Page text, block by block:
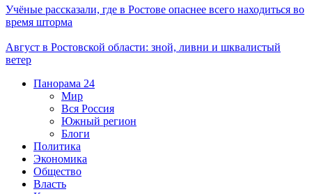
Учёные рассказали, где в Ростове опаснее всего находиться во
время шторма
Август в Ростовской области: зной, ливни и шквалистый
ветер
Панорама 24
Мир
Вся Россия
Южный регион
Блоги
Политика
Экономика
Общество
Власть